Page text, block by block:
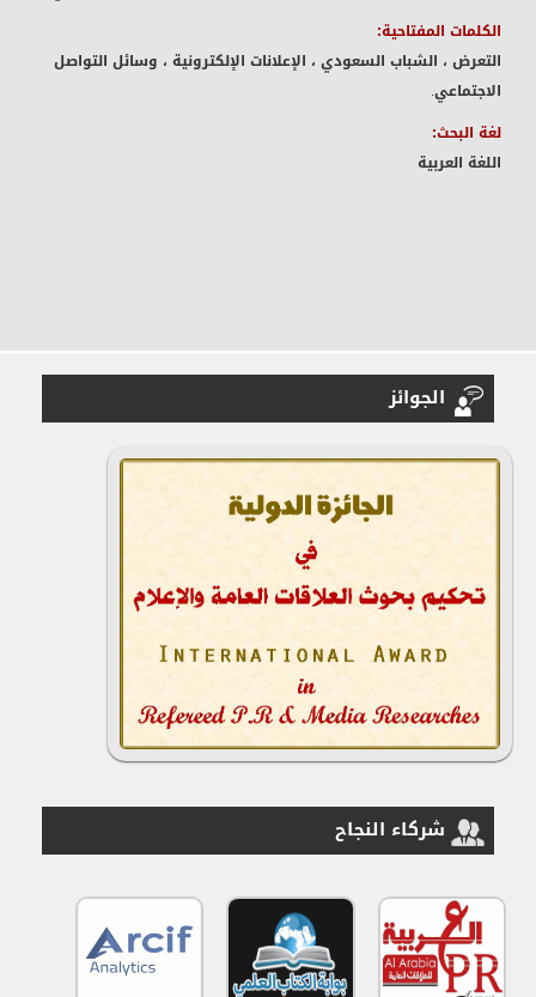
الكلمات المفتاحية:
التعرض ، الشباب السعودي ، الإعلانات الإلكترونية ، وسائل التواصل
الاجتماعي.
لغة البحث:
اللغة العربية
الجوائز
شركاء النجاح